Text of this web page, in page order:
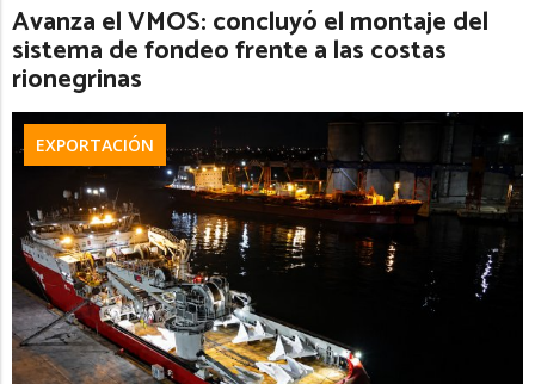
Avanza el VMOS: concluyó el montaje del
sistema de fondeo frente a las costas
rionegrinas
EXPORTACIÓN